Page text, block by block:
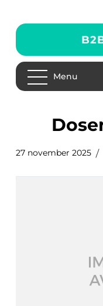
Menu
27 november 2025